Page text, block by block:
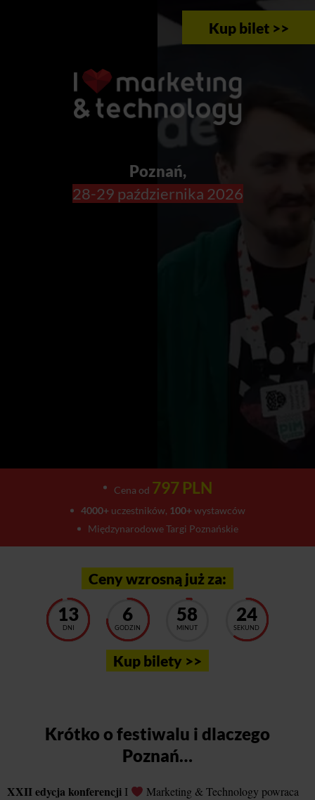
Kup bilet >>
Poznań,
28-29 października 2026
Cena od 797 PLN
4000+uczestników, 100+wystawców
Międzynarodowe Targi Poznańskie
Ceny wzrosną już za:
13
DNI
6
GODZIN
58
MINUT
20
SEKUND
Kup bilety >>
Krótko o festiwalu i dlaczego
Poznań…
XXII edycja konferencji I
Marketing & Technology powraca